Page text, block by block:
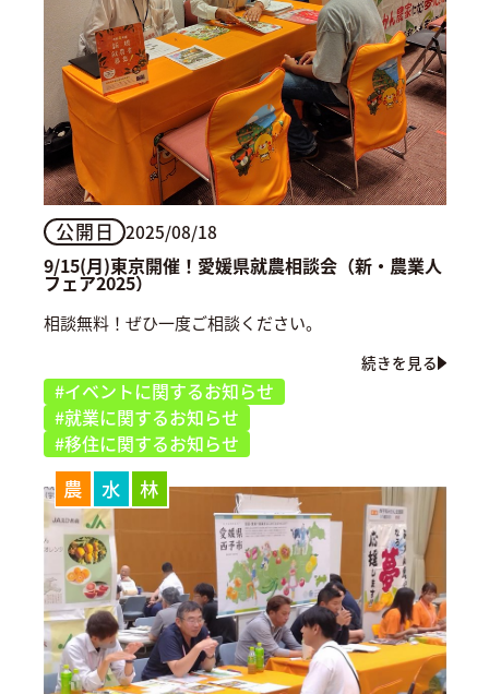
公開日 2025/08/18
9/15(月)東京開催！愛媛県就農相談会（新・農業人
フェア2025）
相談無料！ぜひ一度ご相談ください。
続きを見る
#イベントに関するお知らせ
#就業に関するお知らせ
#移住に関するお知らせ
農 水 林